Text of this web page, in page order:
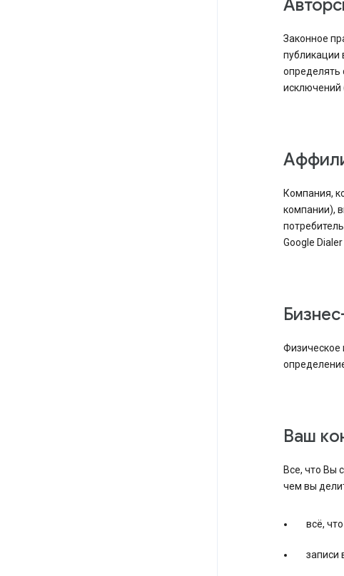
Законное
публикации
определять
исключений
Компания,
компании),
Google Dialer
Физическое
Ваш
Все, что Вы
чем вы
всё,
записи